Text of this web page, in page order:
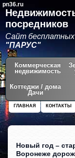
pn36.ru
посредников
Сайт бесплатных
"ПАРУС"
Коммерческая
недвижимость
Коттеджи / дома
Дачи
КОНТАКТЫ
ГЛАВНАЯ
Новый год –
Воронеже